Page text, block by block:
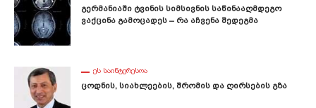
Გერმანიაში Ტვინის Სიმსივნის Საწინააღმდეგო
Ვაქცინა Გამოცადეს – Რა Აჩვენა Შედეგმა
ᲔᲡ ᲡᲐᲘᲜᲢᲔᲠᲔᲡᲝᲐ
Ცოდნის, Სიახლეების, Შრომის Და Ღირსების Გზა